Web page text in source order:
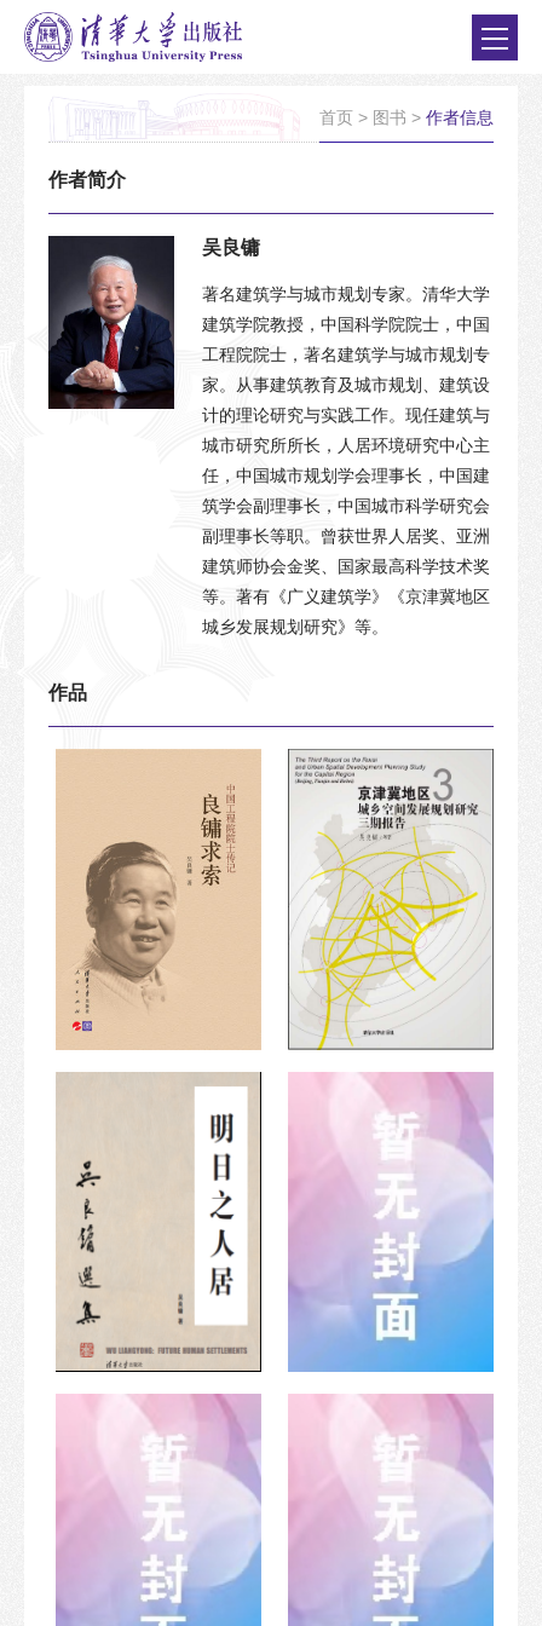
首页 > 图书 > 作者信息
作者简介
吴良镛
著名建筑学与城市规划专家。清华大学
建筑学院教授，中国科学院院士，中国
工程院院士，著名建筑学与城市规划专
家。从事建筑教育及城市规划、建筑设
计的理论研究与实践工作。现任建筑与
城市研究所所长，人居环境研究中心主
任，中国城市规划学会理事长，中国建
筑学会副理事长，中国城市科学研究会
副理事长等职。曾获世界人居奖、亚洲
建筑师协会金奖、国家最高科学技术奖
等。著有《广义建筑学》《京津冀地区
城乡发展规划研究》等。
作品